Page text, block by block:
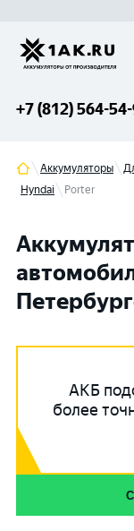
+7 (812) 564-
Аккумуляторы
Hyndai
Porter
АКБ
более
Гатчина